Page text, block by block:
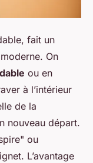
fait un
On
ou en
à l’intérieur
de la
nouveau départ.
ou
L’avantage